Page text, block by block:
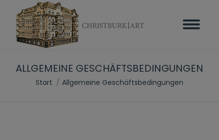
ALLGEMEINE GESCHÄFTSBEDINGUNGEN
Sie befinden sich hier:
Start Allgemeine Geschäftsbedingungen